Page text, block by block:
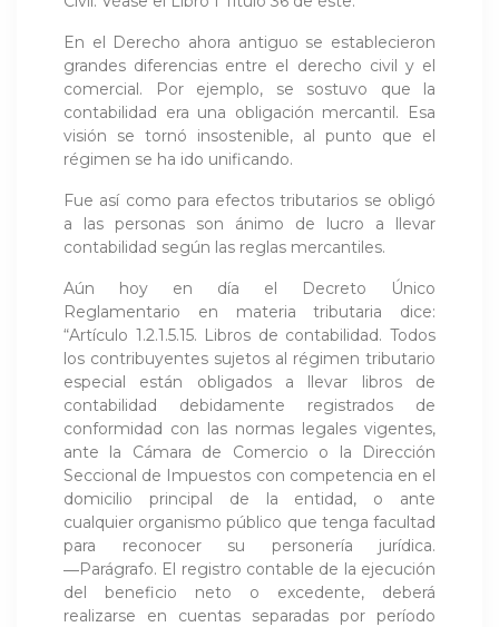
En el Derecho ahora antiguo se establecieron
grandes diferencias entre el derecho civil y el
comercial. Por ejemplo, se sostuvo que la
contabilidad era una obligación mercantil. Esa
visión se tornó insostenible, al punto que el
régimen se ha ido unificando.
Fue así como para efectos tributarios se obligó
a las personas son ánimo de lucro a llevar
contabilidad según las reglas mercantiles.
Aún hoy en día el Decreto Único
Reglamentario en materia tributaria dice:
“Artículo 1.2.1.5.15. Libros de contabilidad. Todos
los contribuyentes sujetos al régimen tributario
especial están obligados a llevar libros de
contabilidad debidamente registrados de
conformidad con las normas legales vigentes,
ante la Cámara de Comercio o la Dirección
Seccional de Impuestos con competencia en el
domicilio principal de la entidad, o ante
cualquier organismo público que tenga facultad
para reconocer su personería jurídica.
―Parágrafo. El registro contable de la ejecución
del beneficio neto o excedente, deberá
realizarse en cuentas separadas por período